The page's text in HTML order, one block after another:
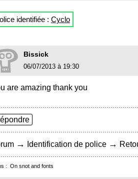
identifiée : Cyclo
Bissick
06/07/2013 à 19:30
are amazing thank you
→ Identification de police →
: On snot and fonts